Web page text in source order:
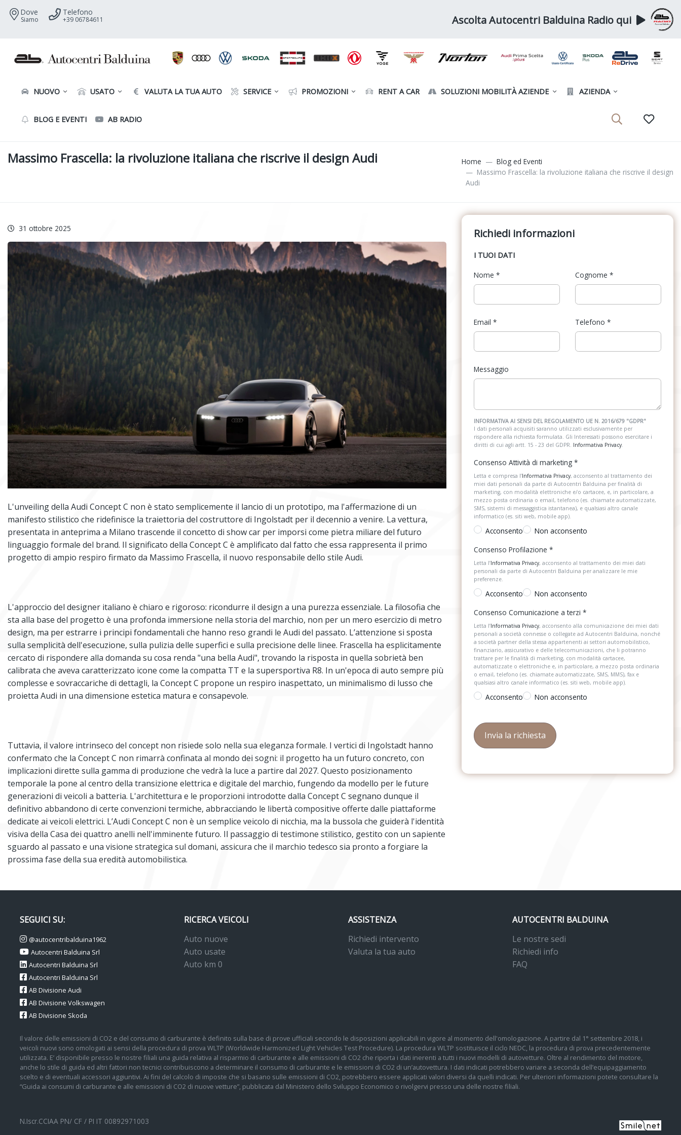
Dove
Siamo
Telefono
+39 06784611 Ascolta Autocentri Balduina Radio qui
NUOVO USATO VALUTA LA TUA AUTO SERVICE PROMOZIONI RENT A CAR SOLUZIONI MOBILITÀ AZIENDE AZIENDA
BLOG E EVENTI AB RADIO
Massimo Frascella: la rivoluzione italiana che riscrive il design Audi Home
Blog ed Eventi
Massimo Frascella: la rivoluzione italiana che riscrive il design
Audi
31 ottobre 2025
L'unveiling della Audi Concept C non è stato semplicemente il lancio di un prototipo, ma l'affermazione di un
manifesto stilistico che ridefinisce la traiettoria del costruttore di Ingolstadt per il decennio a venire. La vettura,
presentata in anteprima a Milano trascende il concetto di show car per imporsi come pietra miliare del futuro
linguaggio formale del brand. Il significato della Concept C è amplificato dal fatto che essa rappresenta il primo
progetto di ampio respiro firmato da Massimo Frascella, il nuovo responsabile dello stile Audi.
L'approccio del designer italiano è chiaro e rigoroso: ricondurre il design a una purezza essenziale. La filosofia che
sta alla base del progetto è una profonda immersione nella storia del marchio, non per un mero esercizio di metro
design, ma per estrarre i principi fondamentali che hanno reso grandi le Audi del passato. L’attenzione si sposta
sulla semplicità dell'esecuzione, sulla pulizia delle superfici e sulla precisione delle linee. Frascella ha esplicitamente
cercato di rispondere alla domanda su cosa renda "una bella Audi", trovando la risposta in quella sobrietà ben
calibrata che aveva caratterizzato icone come la compatta TT e la supersportiva R8. In un'epoca di auto sempre più
complesse e sovraccariche di dettagli, la Concept C propone un respiro inaspettato, un minimalismo di lusso che
proietta Audi in una dimensione estetica matura e consapevole.
Tuttavia, il valore intrinseco del concept non risiede solo nella sua eleganza formale. I vertici di Ingolstadt hanno
confermato che la Concept C non rimarrà confinata al mondo dei sogni: il progetto ha un futuro concreto, con
implicazioni dirette sulla gamma di produzione che vedrà la luce a partire dal 2027. Questo posizionamento
temporale la pone al centro della transizione elettrica e digitale del marchio, fungendo da modello per le future
generazioni di veicoli a batteria. L'architettura e le proporzioni introdotte dalla Concept C segnano dunque il
definitivo abbandono di certe convenzioni termiche, abbracciando le libertà compositive offerte dalle piattaforme
dedicate ai veicoli elettrici. L’Audi Concept C non è un semplice veicolo di nicchia, ma la bussola che guiderà l'identità
visiva della Casa dei quattro anelli nell'imminente futuro. Il passaggio di testimone stilistico, gestito con un sapiente
sguardo al passato e una visione strategica sul domani, assicura che il marchio tedesco sia pronto a forgiare la
prossima fase della sua eredità automobilistica.
Richiedi informazioni
I TUOI DATI
Nome * Cognome *
Email * Telefono *
Messaggio
INFORMATIVA AI SENSI DEL REGOLAMENTO UE N. 2016/679 "GDPR"
I dati personali acquisiti saranno utilizzati esclusivamente per
rispondere alla richiesta formulata. Gli Interessati possono esercitare i
diritti di cui agli artt. 15 - 23 del GDPR. Informativa Privacy
Consenso Attività di marketing *
Letta e compresa l’Informativa Privacy, acconsento al trattamento dei
miei dati personali da parte di Autocentri Balduina per finalità di
marketing, con modalità elettroniche e/o cartacee, e, in particolare, a
mezzo posta ordinaria o email, telefono (es. chiamate automatizzate,
SMS, sistemi di messaggistica istantanea), e qualsiasi altro canale
informatico (es. siti web, mobile app).
Acconsento
Non acconsento
Consenso Profilazione *
Letta l’Informativa Privacy, acconsento al trattamento dei miei dati
personali da parte di Autocentri Balduina per analizzare le mie
preferenze.
Acconsento
Non acconsento
Consenso Comunicazione a terzi *
Letta l’Informativa Privacy, acconsento alla comunicazione dei miei dati
personali a società connesse o collegate ad Autocentri Balduina, nonché
a società partner della stessa appartenenti ai settori automobilistico,
finanziario, assicurativo e delle telecomunicazioni, che li potranno
trattare per le finalità di marketing, con modalità cartacee,
automatizzate o elettroniche e, in particolare, a mezzo posta ordinaria
o email, telefono (es. chiamate automatizzate, SMS, MMS), fax e
qualsiasi altro canale informatico (es. siti web, mobile app).
Acconsento Non acconsento
SEGUICI SU:
@autocentribalduina1962
Autocentri Balduina Srl
Autocentri Balduina Srl
Autocentri Balduina Srl
AB Divisione Audi
AB Divisione Volkswagen
AB Divisione Skoda
RICERCA VEICOLI
Auto nuove
Auto usate
Auto km 0
ASSISTENZA
Richiedi intervento
Valuta la tua auto
AUTOCENTRI BALDUINA
Le nostre sedi
Richiedi info
FAQ
Il valore delle emissioni di CO2 e del consumo di carburante è definito sulla base di prove ufficiali secondo le disposizioni applicabili in vigore al momento dell'omologazione. A partire dal 1° settembre 2018, i
veicoli nuovi sono omologati ai sensi della procedura di prova WLTP (Worldwide Harmonized Light Vehicles Test Procedure). La procedura WLTP sostituisce il ciclo NEDC, la procedura di prova precedentemente
utilizzata. E’ disponibile presso le nostre filiali una guida relativa al risparmio di carburante e alle emissioni di CO2 che riporta i dati inerenti a tutti i nuovi modelli di autovetture. Oltre al rendimento del motore,
anche lo stile di guida ed altri fattori non tecnici contribuiscono a determinare il consumo di carburante e le emissioni di CO2 di un’autovettura. I dati indicati potrebbero variare a seconda dell’equipaggiamento
scelto e di eventuali accessori aggiuntivi. Ai fini del calcolo di imposte che si basano sulle emissioni di CO2, potrebbero essere applicati valori diversi da quelli indicati. Per ulteriori informazioni potete consultare la
“Guida ai consumi di carburante e alle emissioni di CO2 di nuove vetture”, pubblicata dal Ministero dello Sviluppo Economico o rivolgervi presso una delle nostre filiali.
N.Iscr.CCIAA PN/ CF / PI IT 00892971003